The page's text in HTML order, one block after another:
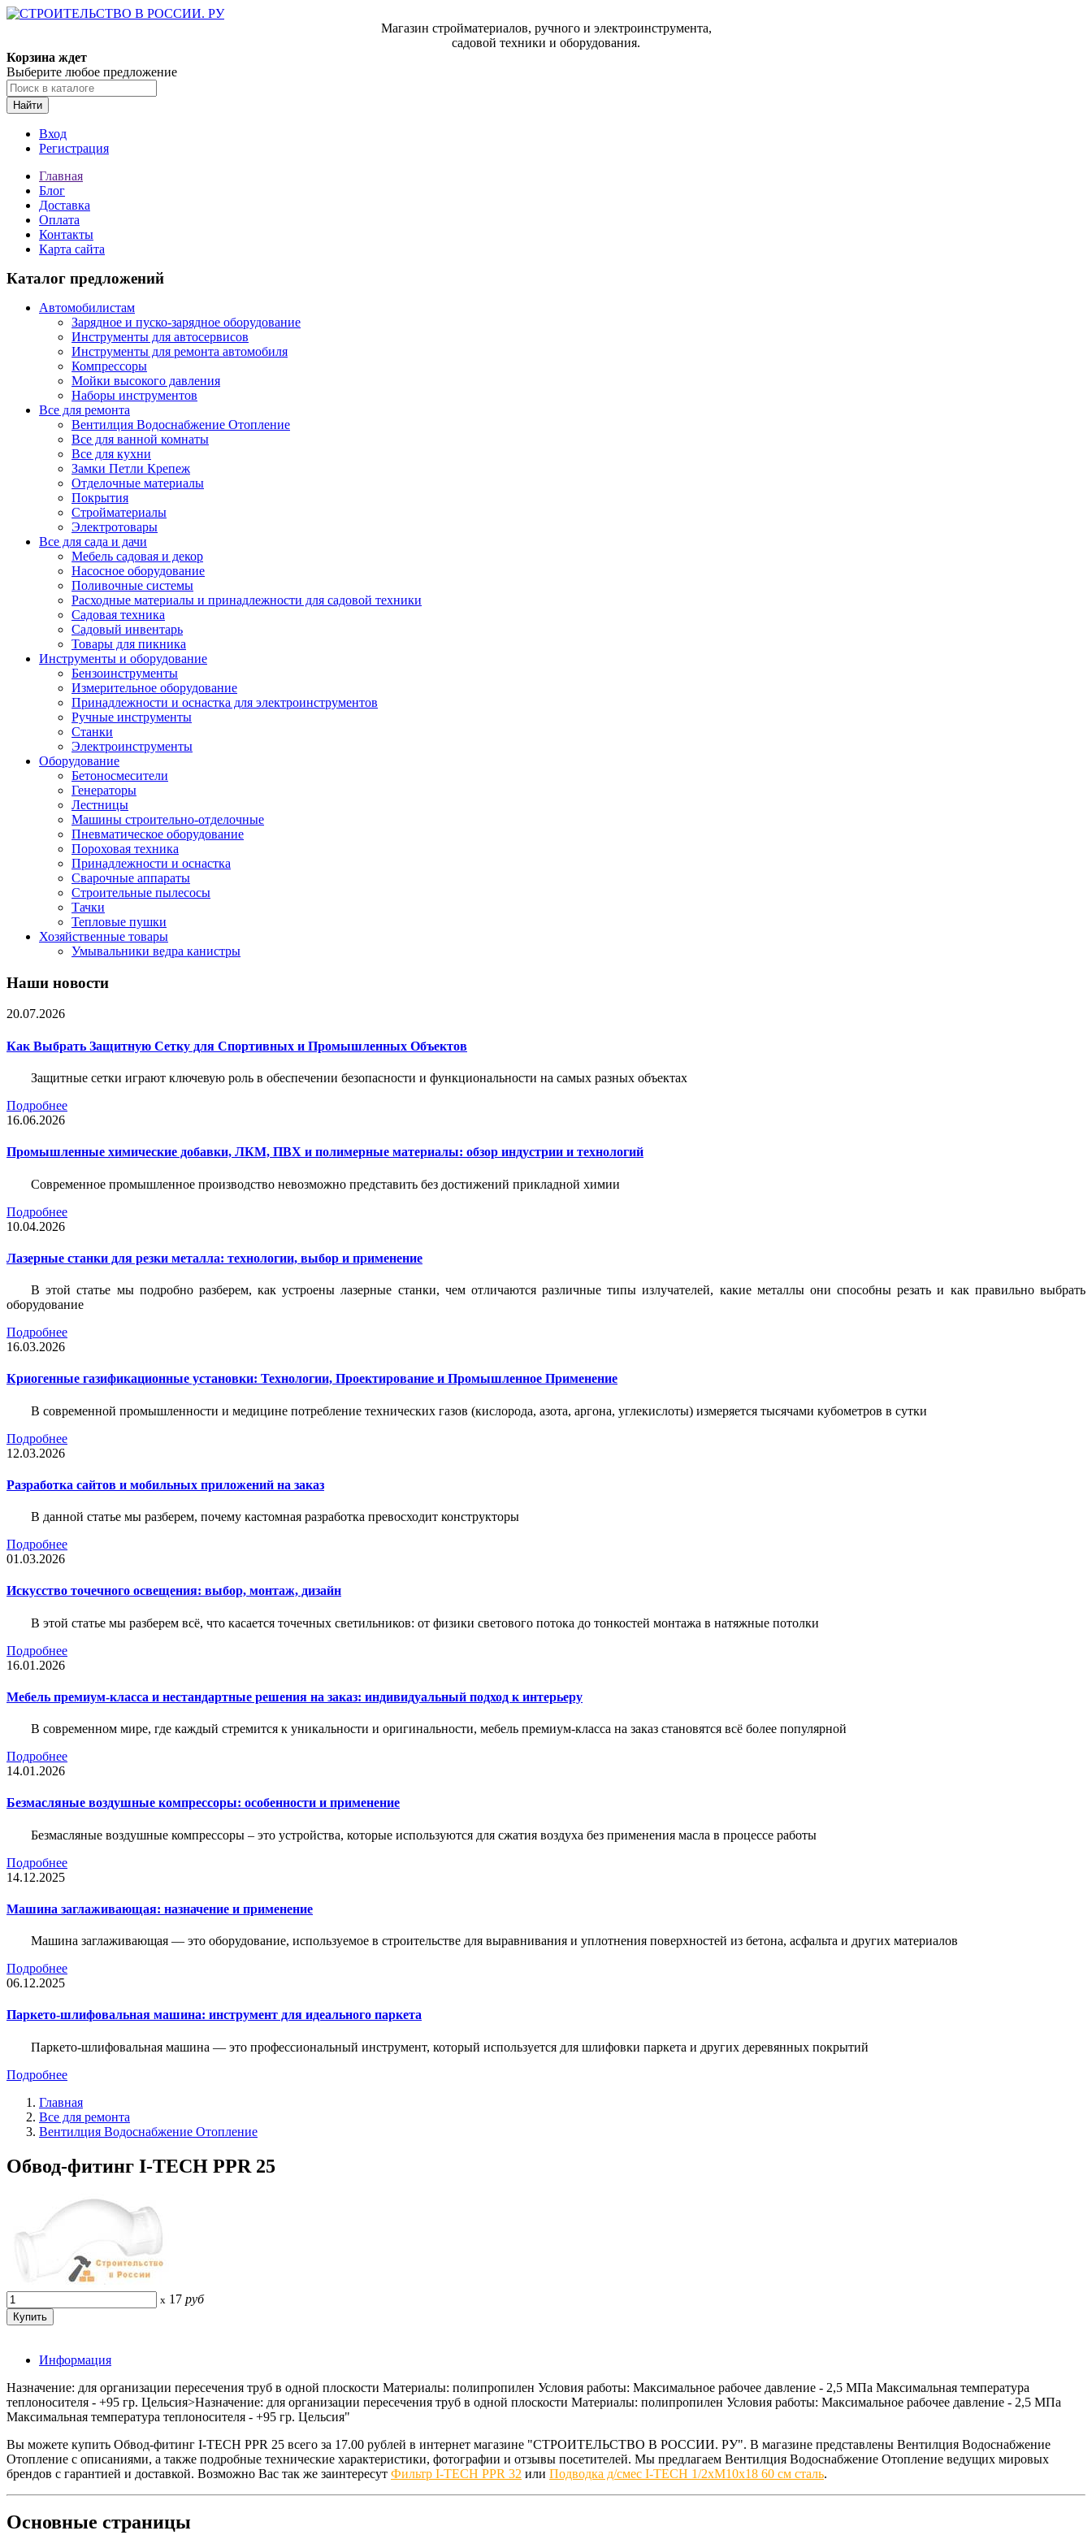
Магазин стройматериалов, ручного и электроинструмента,
садовой техники и оборудования.
Корзина ждет
Выберите любое предложение
Найти
Вход
Регистрация
Главная
Блог
Доставка
Оплата
Контакты
Карта сайта
Каталог предложений
Автомобилистам
Зарядное и пуско-зарядное оборудование
Инструменты для автосервисов
Инструменты для ремонта автомобиля
Компрессоры
Мойки высокого давления
Наборы инструментов
Все для ремонта
Вентилция Водоснабжение Отопление
Все для ванной комнаты
Все для кухни
Замки Петли Крепеж
Отделочные материалы
Покрытия
Стройматериалы
Электротовары
Все для сада и дачи
Мебель садовая и декор
Насосное оборудование
Поливочные системы
Расходные материалы и принадлежности для садовой техники
Садовая техника
Садовый инвентарь
Товары для пикника
Инструменты и оборудование
Бензоинструменты
Измерительное оборудование
Принадлежности и оснастка для электроинструментов
Ручные инструменты
Станки
Электроинструменты
Оборудование
Бетоносмесители
Генераторы
Лестницы
Машины строительно-отделочные
Пневматическое оборудование
Пороховая техника
Принадлежности и оснастка
Сварочные аппараты
Строительные пылесосы
Тачки
Тепловые пушки
Хозяйственные товары
Умывальники ведра канистры
Наши новости
20.07.2026
Как Выбрать Защитную Сетку для Спортивных и Промышленных Объектов
Защитные сетки играют ключевую роль в обеспечении безопасности и функциональности на самых разных объектах
Подробнее
16.06.2026
Промышленные химические добавки, ЛКМ, ПВХ и полимерные материалы: обзор индустрии и технологий
Современное промышленное производство невозможно представить без достижений прикладной химии
Подробнее
10.04.2026
Лазерные станки для резки металла: технологии, выбор и применение
В этой статье мы подробно разберем, как устроены лазерные станки, чем отличаются различные типы излучателей, какие металлы они способны резать и как правильно выбрать
оборудование
Подробнее
16.03.2026
Криогенные газификационные установки: Технологии, Проектирование и Промышленное Применение
В современной промышленности и медицине потребление технических газов (кислорода, азота, аргона, углекислоты) измеряется тысячами кубометров в сутки
Подробнее
12.03.2026
Разработка сайтов и мобильных приложений на заказ
В данной статье мы разберем, почему кастомная разработка превосходит конструкторы
Подробнее
01.03.2026
Искусство точечного освещения: выбор, монтаж, дизайн
В этой статье мы разберем всё, что касается точечных светильников: от физики светового потока до тонкостей монтажа в натяжные потолки
Подробнее
16.01.2026
Мебель премиум-класса и нестандартные решения на заказ: индивидуальный подход к интерьеру
В современном мире, где каждый стремится к уникальности и оригинальности, мебель премиум-класса на заказ становятся всё более популярной
Подробнее
14.01.2026
Безмасляные воздушные компрессоры: особенности и применение
Безмасляные воздушные компрессоры – это устройства, которые используются для сжатия воздуха без применения масла в процессе работы
Подробнее
14.12.2025
Машина заглаживающая: назначение и применение
Машина заглаживающая — это оборудование, используемое в строительстве для выравнивания и уплотнения поверхностей из бетона, асфальта и других материалов
Подробнее
06.12.2025
Паркето-шлифовальная машина: инструмент для идеального паркета
Паркето-шлифовальная машина — это профессиональный инструмент, который используется для шлифовки паркета и других деревянных покрытий
Подробнее
Главная
Все для ремонта
Вентилция Водоснабжение Отопление
Обвод-фитинг I-TECH PPR 25
x 17 руб
Информация
Назначение: для организации пересечения труб в одной плоскости Материалы: полипропилен Условия работы: Максимальное рабочее давление - 2,5 МПа Максимальная температура
теплоносителя - +95 гр. Цельсия>Назначение: для организации пересечения труб в одной плоскости Материалы: полипропилен Условия работы: Максимальное рабочее давление - 2,5 МПа
Максимальная температура теплоносителя - +95 гр. Цельсия"
Вы можете купить Обвод-фитинг I-TECH PPR 25 всего за 17.00 рублей в интернет магазине "СТРОИТЕЛЬСТВО В РОССИИ. РУ". В магазине представлены Вентилция Водоснабжение
Отопление с описаниями, а также подробные технические характеристики, фотографии и отзывы посетителей. Мы предлагаем Вентилция Водоснабжение Отопление ведущих мировых
брендов с гарантией и доставкой. Возможно Вас так же заинтересут Фильтр I-TECH PPR 32 или Подводка д/смес I-TECH 1/2хМ10х18 60 см сталь.
Основные страницы